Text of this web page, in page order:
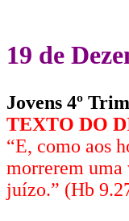
19 de
Jovens 4º
TEXTO DO
“E, como aos
morrerem uma
juízo.” (Hb